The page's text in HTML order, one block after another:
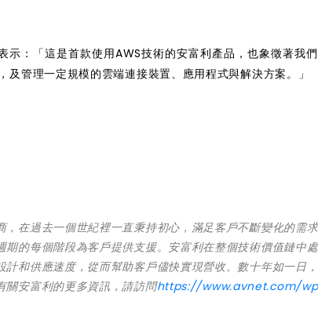
：「這是首款使用AWS技術的安富利產品，也象徵著我
管理一定規模的雲端連接裝置、應用程式與解決方案。」
在過去一個世紀裡一直秉持初心，滿足客戶不斷變化的需
的每個階段為客戶提供支援。安富利在整個技術價值鏈中
和供應速度，從而幫助客戶儘快實現營收。數十年如一日
關安富利的更多資訊，請訪問https://www.avnet.com/